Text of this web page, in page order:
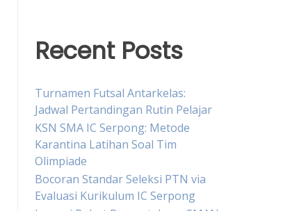
Recent Posts
Turnamen Futsal Antarkelas:
Jadwal Pertandingan Rutin Pelajar
KSN SMA IC Serpong: Metode
Karantina Latihan Soal Tim
Olimpiade
Bocoran Standar Seleksi PTN via
Evaluasi Kurikulum IC Serpong